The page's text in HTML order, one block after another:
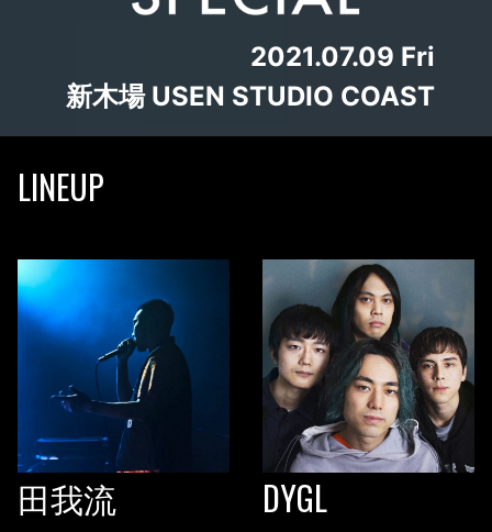
2021.07.09 Fri
新木場 USEN STUDIO COAST
LINEUP
田我流 DYGL